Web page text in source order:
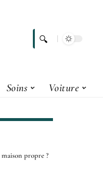
Soins Voiture
propre ?